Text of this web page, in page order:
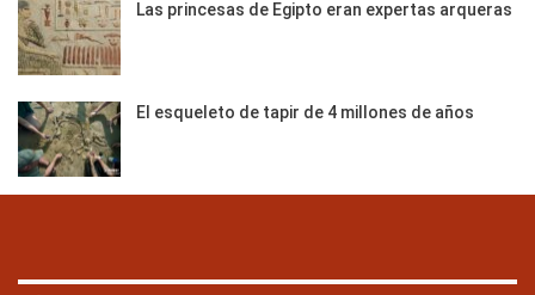
Las princesas de Egipto eran expertas arqueras
El esqueleto de tapir de 4 millones de años